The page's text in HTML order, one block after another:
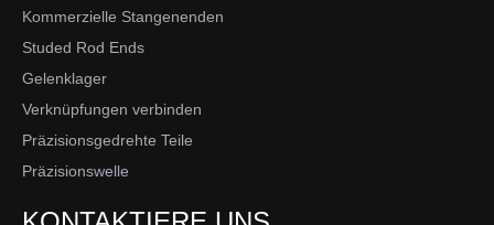
Kommerzielle Stangenenden
Studed Rod Ends
Gelenklager
Verknüpfungen verbinden
Präzisionsgedrehte Teile
Präzisionswelle